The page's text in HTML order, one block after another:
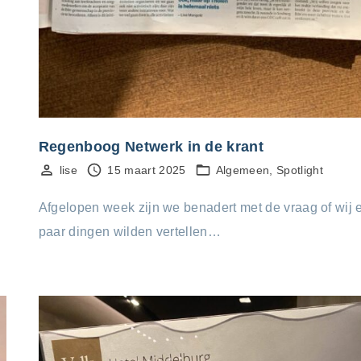
Regenboog Netwerk in de krant
lise 15 maart 2025 Algemeen Spotlight
Afgelopen week zijn we benadert met de vraag of wij
paar dingen wilden vertellen…